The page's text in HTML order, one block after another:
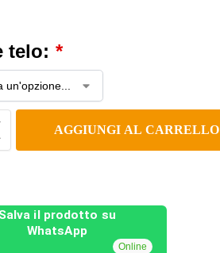
telo: *
AGGIUNGI AL CARRELLO
il prodotto su
WhatsApp
Online